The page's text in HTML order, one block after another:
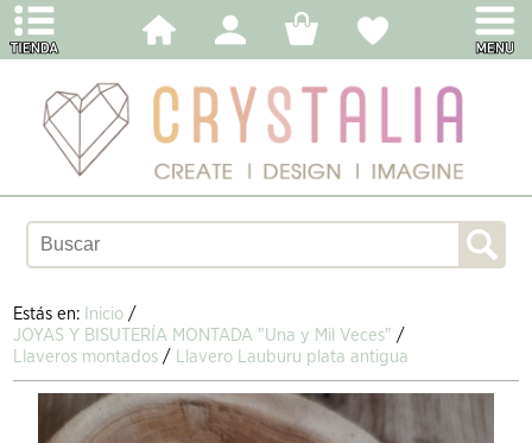
Estás en: Inicio /
JOYAS Y BISUTERÍA MONTADA "Una y Mil Veces" /
Llaveros montados / Llavero Lauburu plata antigua